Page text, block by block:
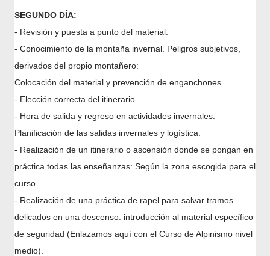
SEGUNDO DÍA:
- Revisión y puesta a punto del material.
- Conocimiento de la montaña invernal. Peligros subjetivos,
derivados del propio montañero:
Colocación del material y prevención de enganchones.
- Elección correcta del itinerario.
- Hora de salida y regreso en actividades invernales.
Planificación de las salidas invernales y logística.
- Realización de un itinerario o ascensión donde se pongan en
práctica todas las enseñanzas: Según la zona escogida para el
curso.
- Realización de una práctica de rapel para salvar tramos
delicados en una descenso: introducción al material específico
de seguridad (Enlazamos aquí con el Curso de Alpinismo nivel
medio).